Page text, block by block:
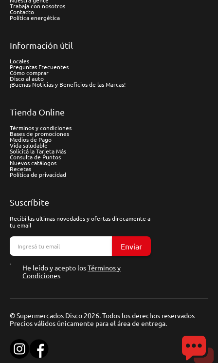
Trabaja con nosotros
Contacto
Política energética
Información útil
Locales
Preguntas Frecuentes
Cómo comprar
Disco al auto
¡Buenas Noticias y Beneficios de las Marcas!
Tienda Online
Términos y condiciones
Bases de promociones
Medios de Pago
Vida saludable
Solicitá la Tarjeta Más
Consulta de Puntos
Nuevos catálogos
Recetas
Política de privacidad
Suscríbite
Recibí las ultimas novedades y ofertas direcamente a
tu email
Enviar
He leído y acepto losTérminos y
Condiciones
© Supermercados Disco 2026. Todos los derechos reservados
Precios válidos únicamente para el área de entrega.